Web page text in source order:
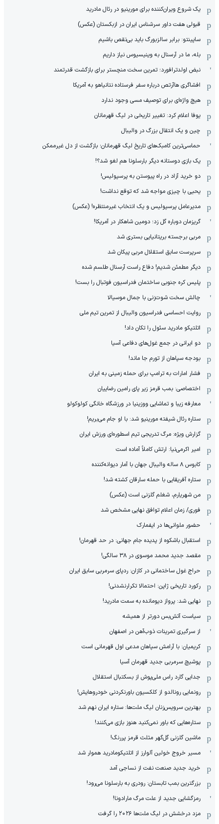
یک شروع ویران‌کننده برای مورینیو در رئال مادرید
قبولی هفت داور سرشناس ایران در ازبکستان (عکس)
ساپینتو: برابر سالزبورگ باید بی‌نقص باشیم
بله، ما در آرسنال به وینیسیوس نیاز داریم
نبض اولدترافورد؛ تمرین سخت منچستر برای بازگشت قدرتمند
افشاگری هاآرتص درباره سفر فرستاده نتانیاهو به آمریکا
هیچ واژه‌ای برای توصیف مسی وجود ندارد
یوفا اعلام کرد: تغییر تاریخی در لیگ قهرمانان
چین و یک انتقال بزرگ در والیبال
حماسی‌ترین کامبک‌های تاریخ لیگ قهرمانان؛ بازگشت از دل غیرممکن
یک بازی دوستانه دیگر بارسلونا هم لغو شد؟!
دو خرید آزاد در راه پیوستن به پرسپولیس!
یحیی با چیزی مواجه شد که توقع نداشت!
مدیرعامل پرسپولیس و یک انتخاب غیرمنتظره! (عکس)
گریزمان دوباره گل زد؛ دومین شاهکار در آمریکا!
مربی برجسته بریتانیایی بستری شد
سرپرست سابق استقلال مربی پیکان شد
دیگر مطمئن شدیم! دفاع راست آرسنال طلسم شده
پلیس کره ‌جنوبی ساختمان فدراسیون فوتبال را بست!
چالش سخت شوت‌زنی با جمال موسیالا
روایت احساسی فدراسیون والیبال از تمرین تیم ملی
اتلتیکو مادرید سئول را تکان داد!
دو ایرانی در جمع غول‌های دفاعی آسیا
بودجه سپاهان از تورم جا ماند!
فشار امارات به ترامپ برای حمله زمینی به ایران
اختصاصی: بمب قرمز زیر پای رامین رضاییان
معارفه زیبا و تماشایی ووزینیا در ورزشگاه خانگی کولوکولو
ستاره رئال شیفته مورینیو شد: با او جام می‌بریم!
گزارش ویژه: مرگ تدریجی تیم اسطوره‌ای ورزش ایران
امیر اکرمی‌نیا: ارتش کاملاً آماده است
کابوس ۸ ساله والیبال جهان با آمار دیوانه‌کننده
ستاره آفریقایی با حمله سارقان کشته شد!
من شهریارم، شغلم گلزنی است (عکس)
فوری/ زمان اعلام توافق نهایی مشخص شد
حضور ملوانی‌ها در ایفمارک
استقبال باشکوه از پدیده جام جهانی: در حد قهرمان!
مقصد جدید محمد موسوی در ٣٨ سالگی!
حراج غول ساختمانی در کازان: ردپای سرمربی سابق ایران
رکورد تاریخی ژاپن: احتمالا تکرارنشدنی!
نهایی شد: پرواز دیومانده به سمت مادرید!
سیاست آتش‌بس دورتر از همیشه
از سرگیری تمرینات ذوب‌آهن در اصفهان
کریمیان: با آرامش سپاهان مدعی اول قهرمانی است
پوشیچ سرمربی جدید قهرمان آسیا
جدایی گارد راس ملی‌پوش از بسکتبال استقلال
رونمایی رونالدو از کلکسیون باورنکردنی خودروهایش!
بهترین سرویس‌زنان لیگ ملت‌ها: ستاره ایران نهم شد
ستاره‌هایی که باور نمی‌کنید هنوز بازی می‌کنند!
ماشین گلزنی گل‌گهر مثلث قرمز پررنگ!
مسیر خروج خولین آلوارز از اتلتیکومادرید هموار شد
خرید جدید صنعت نفت از نساجی آمد
بزرگترین بمب تابستان: رودری به بارسلونا می‌رود!
رمزگشایی جدید از علت مرگ مارادونا!
مزد درخشش در لیگ ملت‌ها ٢٠٢۶ را گرفت